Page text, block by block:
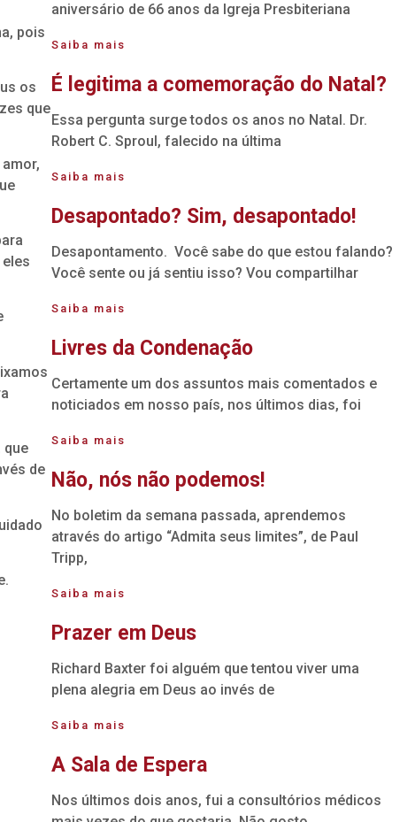
pois
os
que
que
de
aniversário de 66 anos da Igreja Presbiteriana
Saiba mais
É legitima a comemoração do Natal?
Essa pergunta surge todos os anos no Natal. Dr.
Robert C. Sproul, falecido na última
Saiba mais
Desapontado? Sim, desapontado!
Desapontamento. Você sabe do que estou falando?
Você sente ou já sentiu isso? Vou compartilhar
Saiba mais
Livres da Condenação
Certamente um dos assuntos mais comentados e
noticiados em nosso país, nos últimos dias, foi
Saiba mais
Não, nós não podemos!
No boletim da semana passada, aprendemos
através do artigo “Admita seus limites”, de Paul
Tripp,
Saiba mais
Prazer em Deus
Richard Baxter foi alguém que tentou viver uma
plena alegria em Deus ao invés de
Saiba mais
A Sala de Espera
Nos últimos dois anos, fui a consultórios médicos